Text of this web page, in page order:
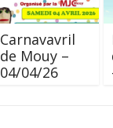
Carnavavril
de Mouy –
04/04/26